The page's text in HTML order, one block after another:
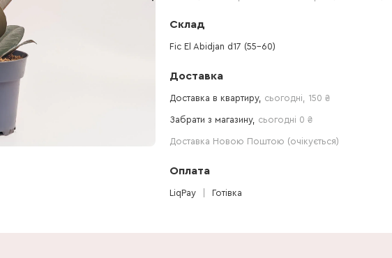
Склад
Fic El Abidjan d17 (55-60)
Доставка
Доставка в квартиру, сьогодні 150 ₴
Забрати з магазину, сьогодні 0 ₴
Доставка Новою Поштою (очікується)
Оплата
LiqPay Готівка